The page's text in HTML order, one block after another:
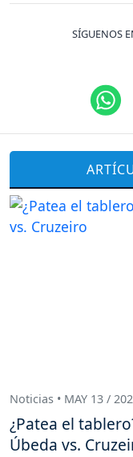
SÍGUENOS
Noticias • MAY 13 /
¿Patea el
Úbeda vs.